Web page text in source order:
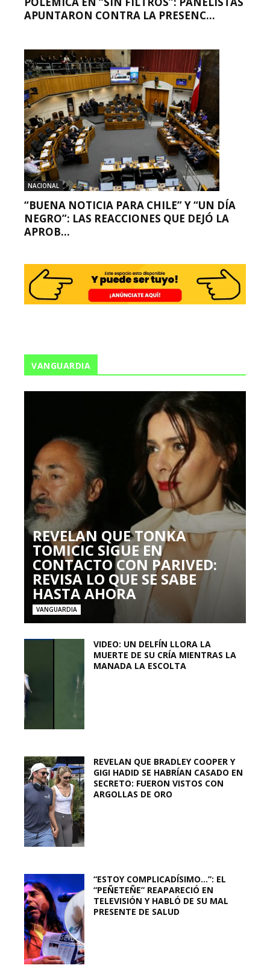
APUNTARON CONTRA LA PRESENC...
NACIONAL
“BUENA NOTICIA PARA CHILE” Y “UN DÍA
NEGRO”: LAS REACCIONES QUE DEJÓ LA
APROB...
VANGUARDIA
REVELAN QUE TONKA
TOMICIC SIGUE EN
CONTACTO CON PARIVED:
REVISA LO QUE SE SABE
HASTA AHORA
VANGUARDIA
VIDEO: UN DELFÍN LLORA LA
MUERTE DE SU CRÍA MIENTRAS LA
MANADA LA ESCOLTA
REVELAN QUE BRADLEY COOPER Y
GIGI HADID SE HABRÍAN CASADO EN
SECRETO: FUERON VISTOS CON
ARGOLLAS DE ORO
“ESTOY COMPLICADÍSIMO…”: EL
“PEÑETEÑE” REAPARECIÓ EN
TELEVISIÓN Y HABLÓ DE SU MAL
PRESENTE DE SALUD